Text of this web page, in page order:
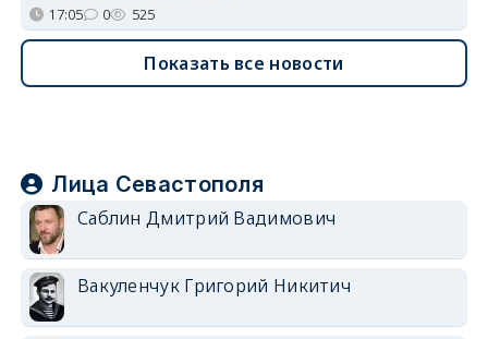
17:05 0 525
Показать все новости
Лица Севастополя
Саблин Дмитрий Вадимович
Вакуленчук Григорий Никитич